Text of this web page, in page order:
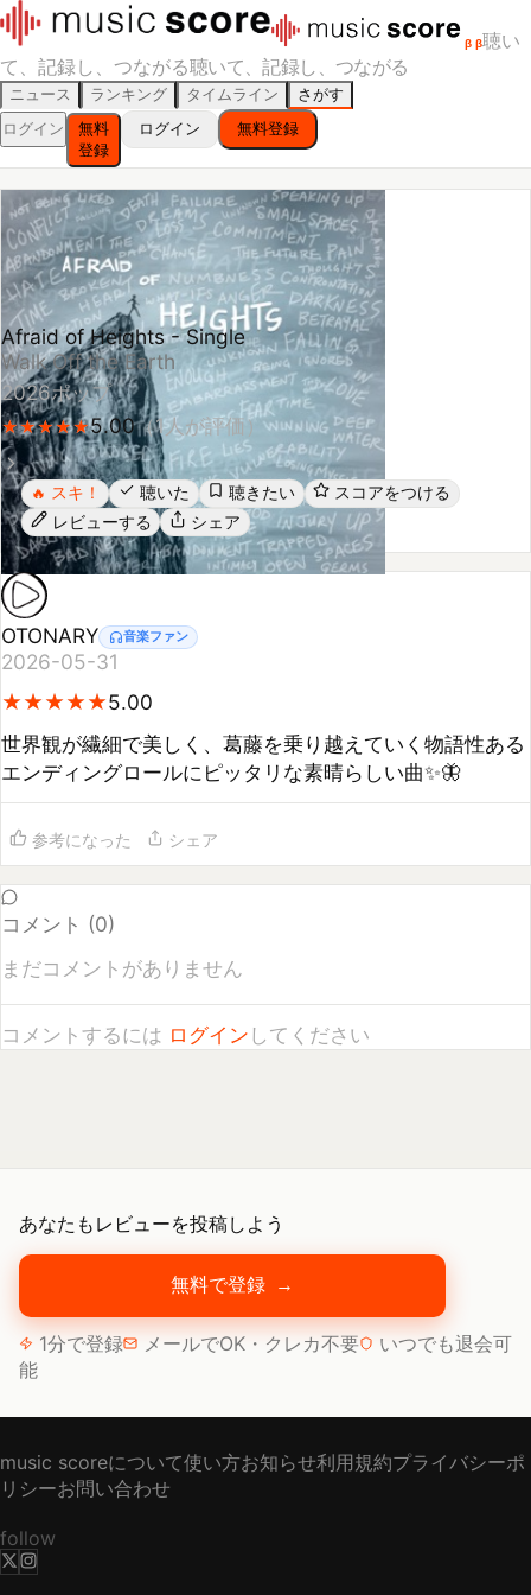
β β聴い
て、記録し、つながる聴いて、記録し、つながる
ニュース ランキング タイムライン
さがす
ログイン
無料
登録
ログイン 無料登録
Afraid of Heights - Single
Walk Off the Earth
2026ポップ
★
★★
★★
★★
★★
★5.00（ 1人が評価）
🔥スキ！ 聴いた 聴きたい
スコアをつける
レビューする
シェア
OTONARY
2026-05-31
★
★★
★★
★★
★★
★5.00
世界観が繊細で美しく、葛藤を乗り越えていく物語性ある
エンディングロールにピッタリな素晴らしい曲✨🦋
参考になった シェア
コメント (0
まだコメントがありません
コメントするにはログイン してください
あなたもレビューを投稿しよう
無料で登録 →
1分で登録 メールでOK・クレカ不要
いつでも退会可
能
music scoreについて使い方お知らせ利用規約プライバシーポ
リシーお問い合わせ
follow